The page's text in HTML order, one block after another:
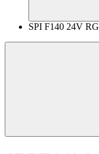
SPI F140 24V